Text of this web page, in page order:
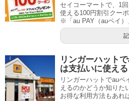
セイコーマートで、1
使える100円割引クー
※「au PAY（auペイ）
リンガーハット
は支払いに使え
リンガーハットでauペ
えるのかどうか知りた
お得な利用方法もあれ